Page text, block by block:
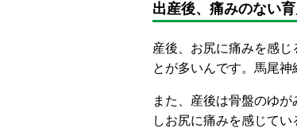
出産後、痛みのない
産後、お尻に痛みを感
とが多いんです。馬尾
また、産後は骨盤のゆ
しお尻に痛みを感じてい